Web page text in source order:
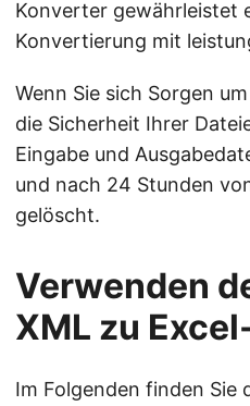
Konverter gewährleistet
Konvertierung mit
Wenn Sie sich Sorgen
die Sicherheit Ihrer
Eingabe und
und nach 24 Stunden
gelöscht.
Verwenden
XML zu
Im Folgenden finden Sie